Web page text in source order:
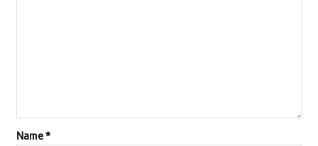
Name*